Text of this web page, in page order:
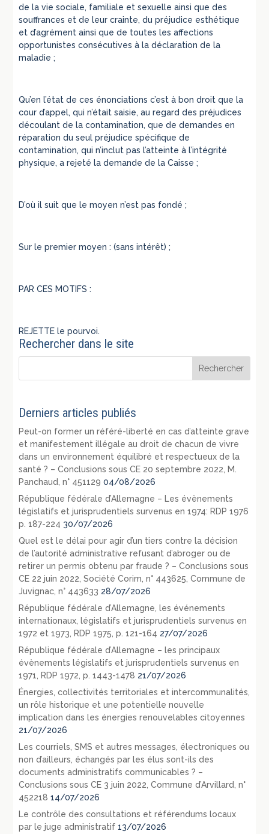
de la vie sociale, familiale et sexuelle ainsi que des
souffrances et de leur crainte, du préjudice esthétique
et d’agrément ainsi que de toutes les affections
opportunistes consécutives à la déclaration de la
maladie ;
Qu’en l’état de ces énonciations c’est à bon droit que la
cour d’appel, qui n’était saisie, au regard des préjudices
découlant de la contamination, que de demandes en
réparation du seul préjudice spécifique de
contamination, qui n’inclut pas l’atteinte à l’intégrité
physique, a rejeté la demande de la Caisse ;
D’où il suit que le moyen n’est pas fondé ;
Sur le premier moyen : (sans intérêt) ;
PAR CES MOTIFS :
REJETTE le pourvoi.
Rechercher dans le site
Derniers articles publiés
Peut-on former un référé-liberté en cas d’atteinte grave
et manifestement illégale au droit de chacun de vivre
dans un environnement équilibré et respectueux de la
santé ? – Conclusions sous CE 20 septembre 2022, M.
Panchaud, n° 451129 04/08/2026
République fédérale d’Allemagne – Les évènements
législatifs et jurisprudentiels survenus en 1974: RDP 1976
p. 187-224 30/07/2026
Quel est le délai pour agir d’un tiers contre la décision
de l’autorité administrative refusant d’abroger ou de
retirer un permis obtenu par fraude ? – Conclusions sous
CE 22 juin 2022, Société Corim, n° 443625, Commune de
Juvignac, n° 443633 28/07/2026
République fédérale d’Allemagne, les événements
internationaux, législatifs et jurisprudentiels survenus en
1972 et 1973, RDP 1975, p. 121-164 27/07/2026
République fédérale d’Allemagne – les principaux
évènements législatifs et jurisprudentiels survenus en
1971, RDP 1972, p. 1443-1478 21/07/2026
Énergies, collectivités territoriales et intercommunalités,
un rôle historique et une potentielle nouvelle
implication dans les énergies renouvelables citoyennes
21/07/2026
Les courriels, SMS et autres messages, électroniques ou
non d’ailleurs, échangés par les élus sont-ils des
documents administratifs communicables ? –
Conclusions sous CE 3 juin 2022, Commune d’Arvillard, n°
452218 14/07/2026
Le contrôle des consultations et référendums locaux
par le juge administratif 13/07/2026